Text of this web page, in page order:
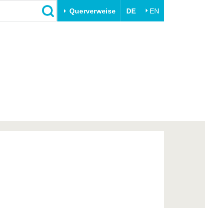
Querverweise DE EN
Innovative Transferprojekte
BTU & Region erleben